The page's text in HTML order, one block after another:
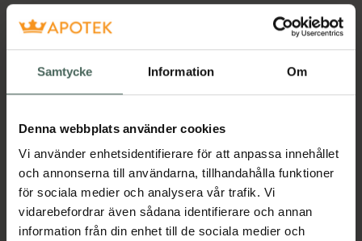
Samtycke Information Om
Denna webbplats använder cookies
Vi använder enhetsidentifierare för att anpassa innehållet
och annonserna till användarna, tillhandahålla funktioner
för sociala medier och analysera vår trafik. Vi
vidarebefordrar även sådana identifierare och annan
information från din enhet till de sociala medier och